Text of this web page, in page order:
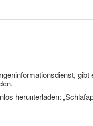
herunterladen: